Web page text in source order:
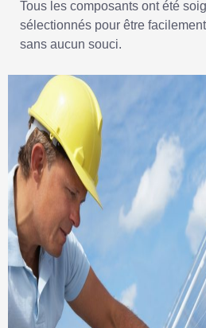
Tous les composants ont été
sélectionnés pour être
sans aucun souci.